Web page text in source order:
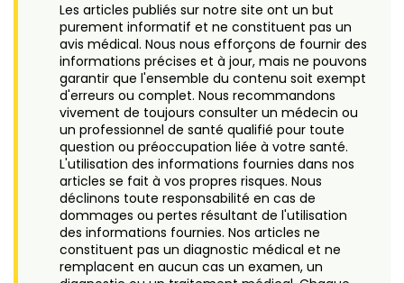
Les articles publiés sur notre site ont un but
purement informatif et ne constituent pas un
avis médical. Nous nous efforçons de fournir des
informations précises et à jour, mais ne pouvons
garantir que l'ensemble du contenu soit exempt
d'erreurs ou complet. Nous recommandons
vivement de toujours consulter un médecin ou
un professionnel de santé qualifié pour toute
question ou préoccupation liée à votre santé.
L'utilisation des informations fournies dans nos
articles se fait à vos propres risques. Nous
déclinons toute responsabilité en cas de
dommages ou pertes résultant de l'utilisation
des informations fournies. Nos articles ne
constituent pas un diagnostic médical et ne
remplacent en aucun cas un examen, un